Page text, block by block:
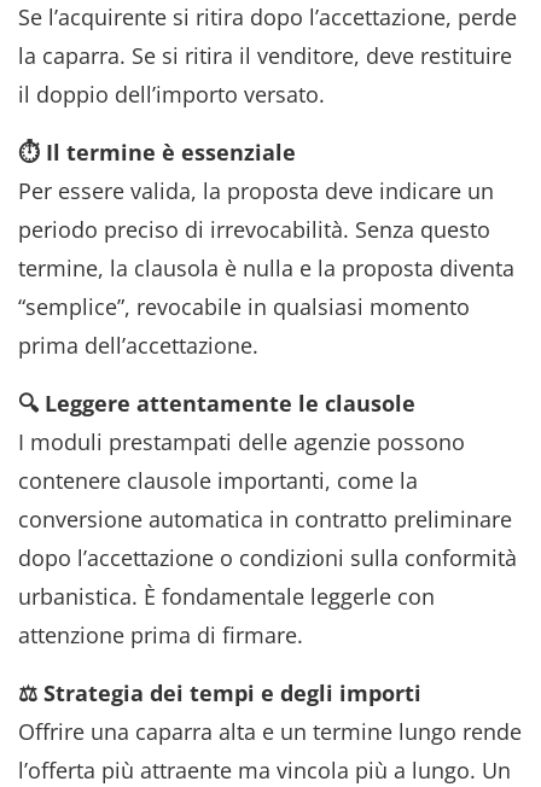
Se l’acquirente si ritira dopo l’accettazione, perde
la caparra. Se si ritira il venditore, deve restituire
il doppio dell’importo versato.
⏱️ Il termine è essenziale
Per essere valida, la proposta deve indicare un
periodo preciso di irrevocabilità. Senza questo
termine, la clausola è nulla e la proposta diventa
“semplice”, revocabile in qualsiasi momento
prima dell’accettazione.
🔍 Leggere attentamente le clausole
I moduli prestampati delle agenzie possono
contenere clausole importanti, come la
conversione automatica in contratto preliminare
dopo l’accettazione o condizioni sulla conformità
urbanistica. È fondamentale leggerle con
attenzione prima di firmare.
⚖️ Strategia dei tempi e degli importi
Offrire una caparra alta e un termine lungo rende
l’offerta più attraente ma vincola più a lungo. Un